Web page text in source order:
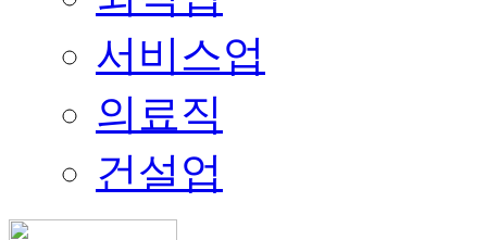
서비스업
의료직
건설업